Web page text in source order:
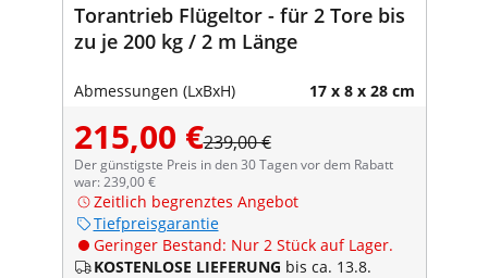
Torantrieb Flügeltor - für 2 Tore bis
zu je 200 kg / 2 m Länge
Abmessungen (LxBxH) 17 x 8 x 28 cm
215,00 €239,00 €
Der günstigste Preis in den 30 Tagen vor dem Rabatt
war: 239,00 €
Zeitlich begrenztes Angebot
Tiefpreisgarantie
Geringer Bestand: Nur 2 Stück auf Lager.
KOSTENLOSE LIEFERUNG bis ca. 13.8.